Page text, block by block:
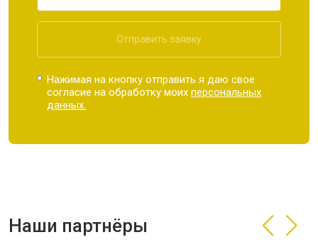
Отправить заявку
Нажимая на кнопку отправить я даю свое
согласие на обработку моихперсональных
данных.
Наши партнёры